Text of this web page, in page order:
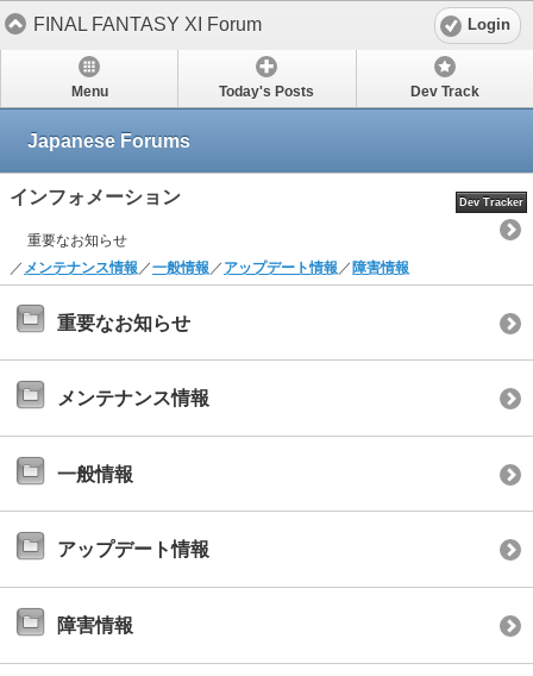
FINAL FANTASY XI Forum Login
Menu Today's Posts Dev Track
Japanese Forums
インフォメーション Dev Tracker
重要なお知らせ
／ メンテナンス情報 ／一般情報 ／ アップデート情報 ／ 障害情報
重要なお知らせ
メンテナンス情報
一般情報
アップデート情報
障害情報